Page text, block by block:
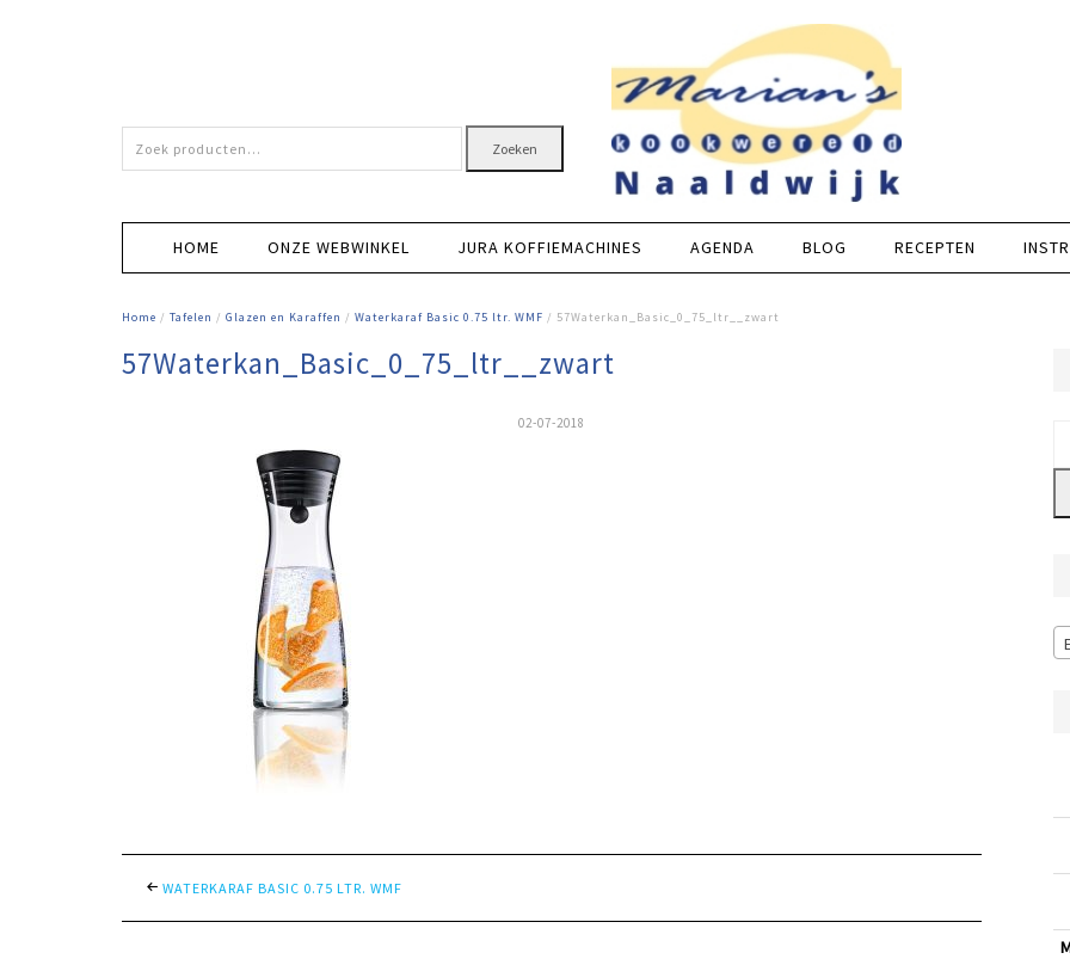
Zoeken
naar:
Zoeken
HOME ONZE WEBWINKEL JURA KOFFIEMACHINES AGENDA BLOG RECEPTEN
Home / Tafelen / Glazen en Karaffen / Waterkaraf Basic 0.75 ltr. WMF / 57Waterkan_Basic_0_75_ltr__zwart
57Waterkan_Basic_0_75_ltr__zwart
02-07-2018
WATERKARAF BASIC 0.75 LTR. WMF